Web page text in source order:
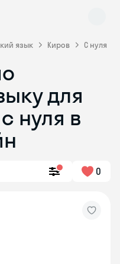
язык Киров С нуля
для
нуля в
0